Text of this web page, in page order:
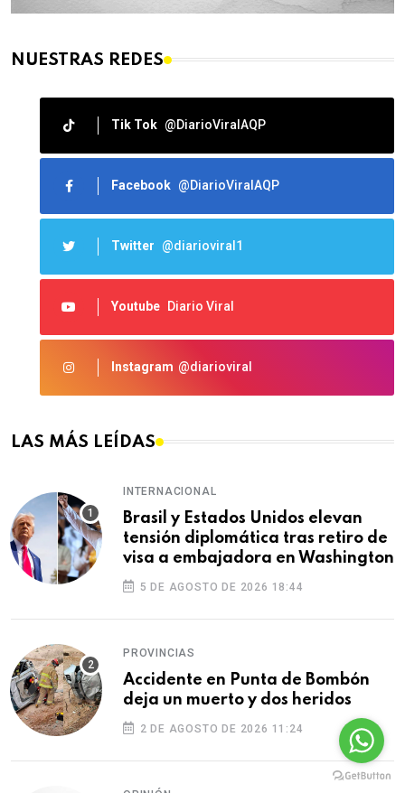
NUESTRAS REDES
Tik Tok @DiarioViralAQP
Facebook @DiarioViralAQP
Twitter @diarioviral1
Youtube Diario Viral
Instagram @diarioviral
LAS MÁS LEÍDAS
INTERNACIONAL
Brasil y Estados Unidos elevan
tensión diplomática tras retiro de
visa a embajadora en Washington
5 DE AGOSTO DE 2026 18:44
PROVINCIAS
Accidente en Punta de Bombón
deja un muerto y dos heridos
2 DE AGOSTO DE 2026 11:24